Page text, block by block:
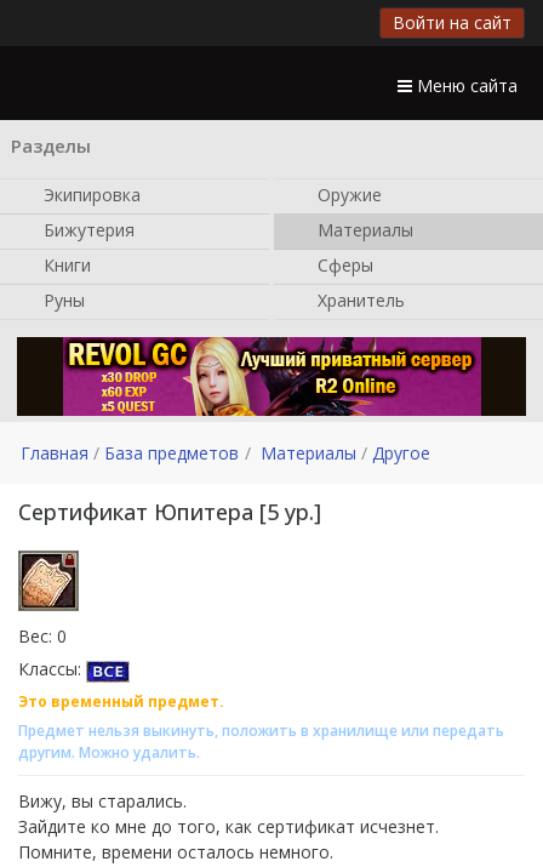
Войти на сайт
Меню сайта
Разделы
Экипировка
Оружие
Бижутерия
Материалы
Книги
Сферы
Руны
Хранитель
Главная База предметов Материалы Другое
Сертификат Юпитера [5 ур.]
Вес: 0
Классы:
Это временный предмет.
Предмет нельзя выкинуть, положить в хранилище или передать
другим. Можно удалить.
Вижу, вы старались.
Зайдите ко мне до того, как сертификат исчезнет.
Помните, времени осталось немного.